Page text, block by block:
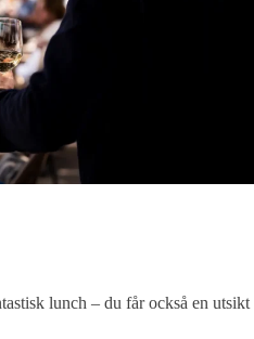
lunch – du får också en utsikt